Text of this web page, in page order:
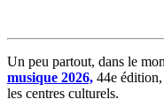
Un peu partout, dans le
musique 2026, 44e édition,
les centres culturels.